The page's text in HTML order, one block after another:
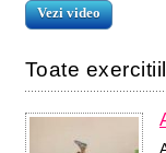
Vezi video
Toate